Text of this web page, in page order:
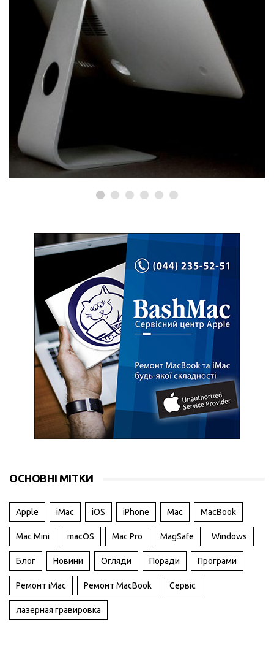
РЕМОНТ IMAC
Ремонт iMac
ОСНОВНІ МІТКИ
Apple iMac iOS iPhone Mac MacBook
Mac Mini macOS Mac Pro MagSafe Windows
Блог Новини Огляди Поради Програми
Ремонт iMac Ремонт MacBook Сервіс
лазерная гравировка